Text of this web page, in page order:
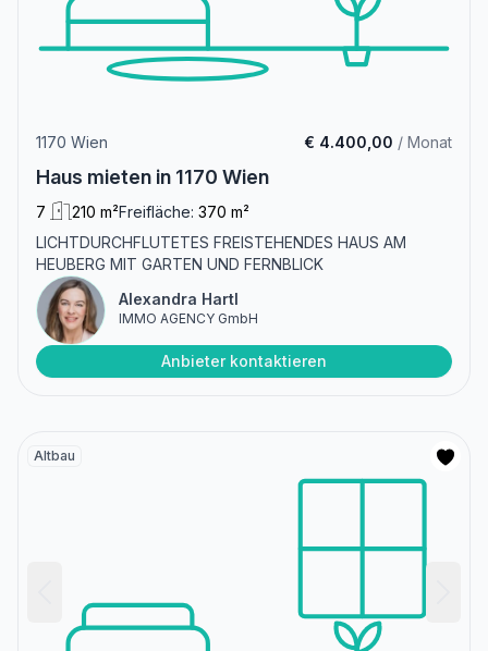
1170 Wien € 4.400,00 / Monat
Haus mieten in 1170 Wien
7 210 m²Freifläche: 370 m²
LICHTDURCHFLUTETES FREISTEHENDES HAUS AM
HEUBERG MIT GARTEN UND FERNBLICK
Alexandra Hartl
IMMO AGENCY GmbH
Anbieter kontaktieren
Altbau